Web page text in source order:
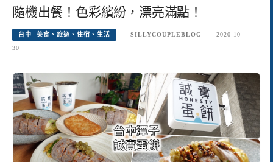
隨機出餐！色彩繽紛，漂亮滿點！
台中│美食、旅遊、住宿、生活 SILLYCOUPLEBLOG
2020-10-
30